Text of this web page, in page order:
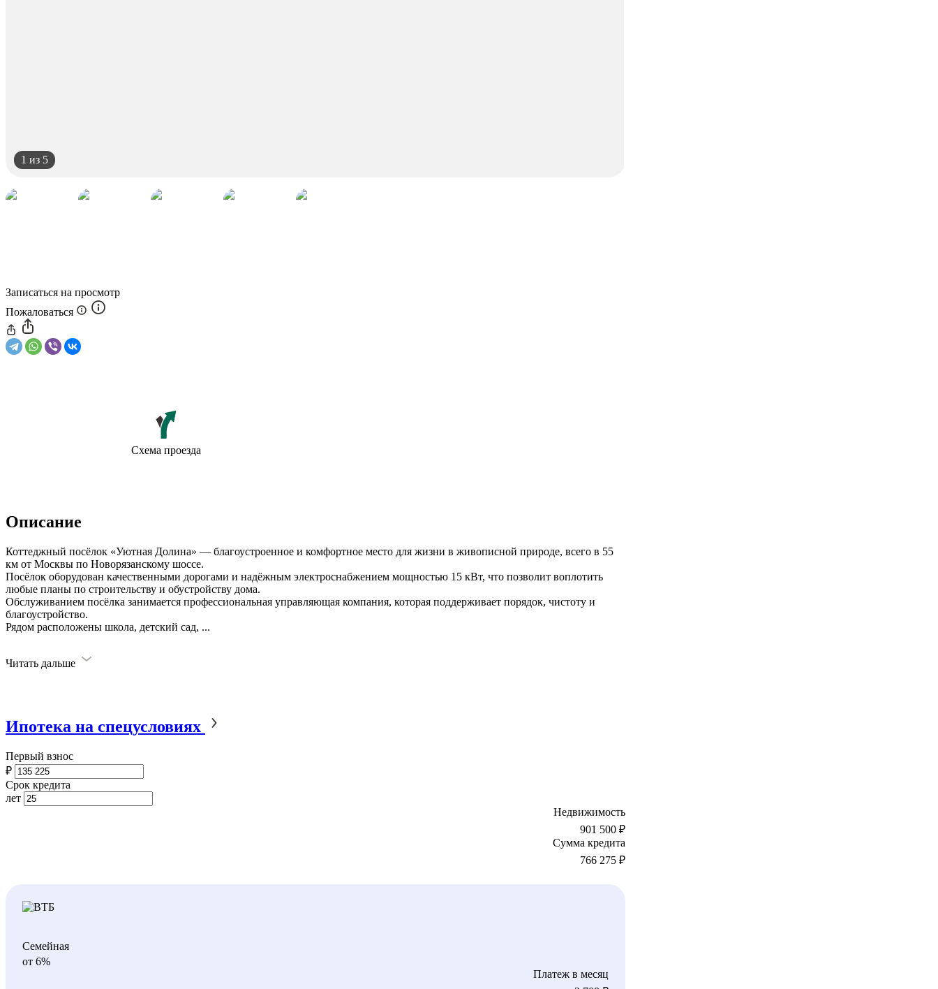
1 из 5
Записаться на просмотр
Пожаловаться
Схема проезда
Описание
Коттеджный посёлок «Уютная Долина» — благоустроенное и комфортное место для жизни в живописной природе, всего в 55
км от Москвы по Новорязанскому шоссе.
Посёлок оборудован качественными дорогами и надёжным электроснабжением мощностью 15 кВт, что позволит воплотить
любые планы по строительству и обустройству дома.
Обслуживанием посёлка занимается профессиональная управляющая компания, которая поддерживает порядок, чистоту и
благоустройство.
Рядом расположены школа, детский сад, ...
Читать дальше
Ипотека на спецусловиях
Первый взнос
₽
Срок кредита
лет
Недвижимость
901 500 ₽
Сумма кредита
766 275 ₽
Семейная
от 6%
Платеж в месяц